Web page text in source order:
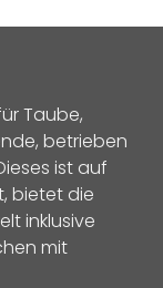
Taube,
betrieben
ist auf
bietet die
inklusive
mit